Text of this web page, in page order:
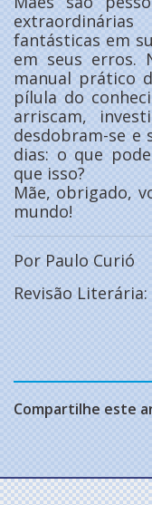
fantásticas em
em seus erros.
manual prático
pílula do
arriscam,
desdobram-se e
dias: o que
que isso?
Mãe, obrigado,
mundo!
Por Paulo Curió
Revisão
Compartilhe este